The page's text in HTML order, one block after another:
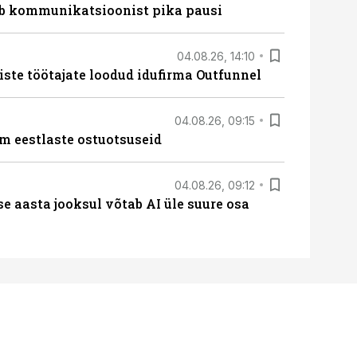
kommunikatsioonist pika pausi
04.08.26, 14:10
töötajate loodud idufirma Outfunnel
04.08.26, 09:15
eestlaste ostuotsuseid
04.08.26, 09:12
aasta jooksul võtab AI üle suure osa